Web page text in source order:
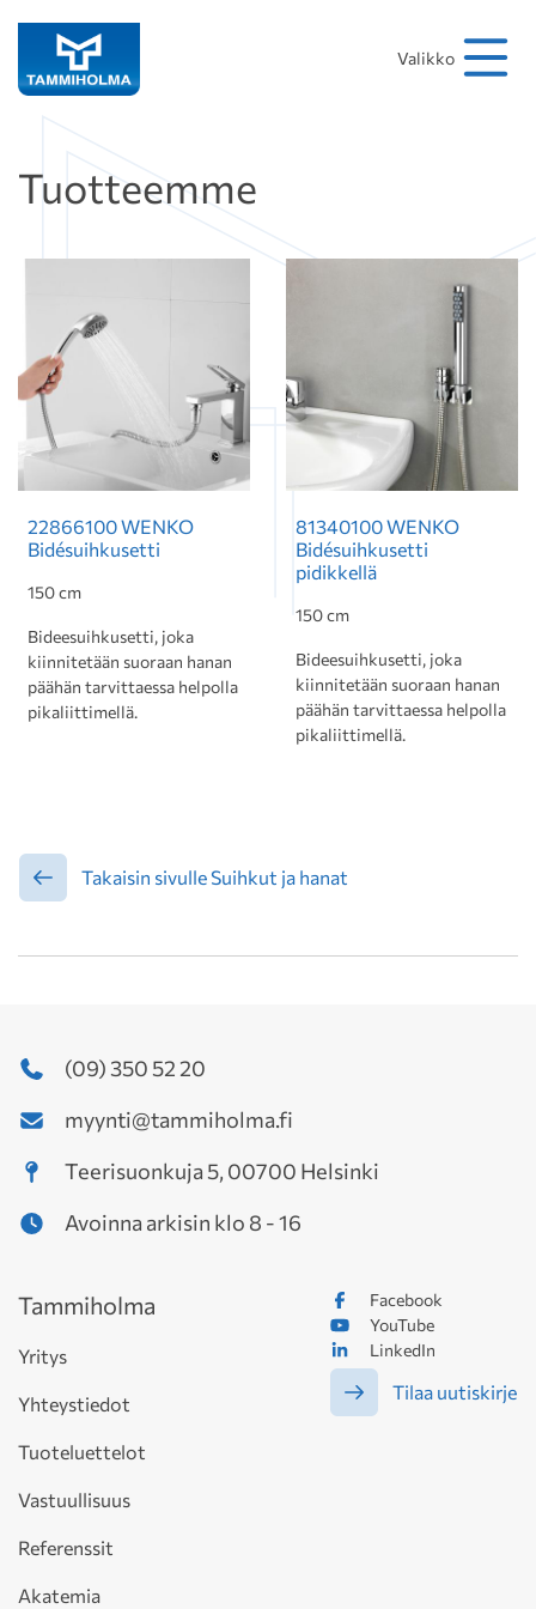
Valikko
Tuotteemme
22866100 WENKO
Bidésuihkusetti
150 cm
Bideesuihkusetti, joka
kiinnitetään suoraan hanan
päähän tarvittaessa helpolla
pikaliittimellä.
81340100 WENKO
Bidésuihkusetti
pidikkellä
150 cm
Bideesuihkusetti, joka
kiinnitetään suoraan hanan
päähän tarvittaessa helpolla
pikaliittimellä.
Takaisin sivulle Suihkut ja hanat
(09) 350 52 20
myynti@tammiholma.fi
Teerisuonkuja 5, 00700 Helsinki
Avoinna arkisin klo 8 - 16
Facebook
YouTube
LinkedIn
Tilaa uutiskirje
Tammiholma
Yritys
Yhteystiedot
Tuoteluettelot
Vastuullisuus
Referenssit
Akatemia